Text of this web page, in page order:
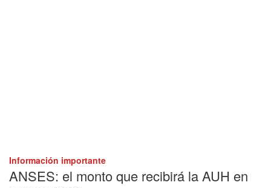
Información importante
ANSES: el monto que recibirá la AUH en